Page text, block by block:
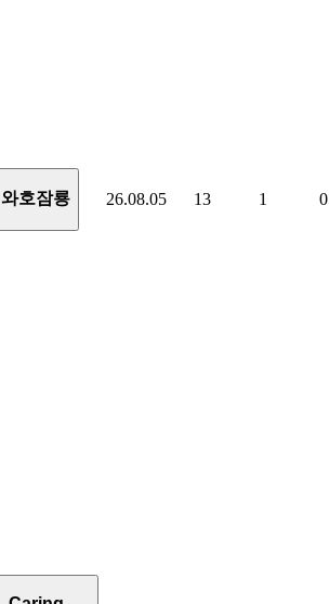
와호잠룡 26.08.05 13 1 0